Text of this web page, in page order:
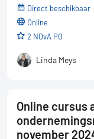
Direct beschikbaar
online
2 NOvA PO
Linda Meys
Online cursus
november